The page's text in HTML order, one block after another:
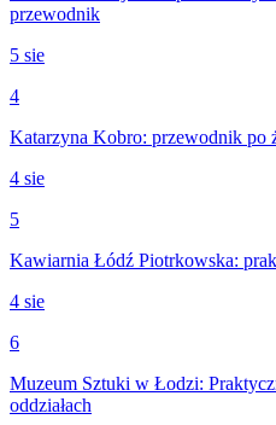
przewodnik
5 sie
4
Katarzyna Kobro: przewodnik po
4 sie
5
Kawiarnia Łódź Piotrkowska:
4 sie
6
Muzeum Sztuki w Łodzi:
oddziałach